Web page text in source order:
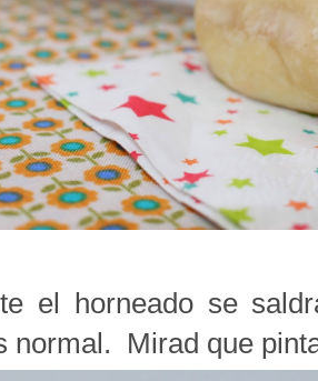
el horneado se
normal. Mirad que